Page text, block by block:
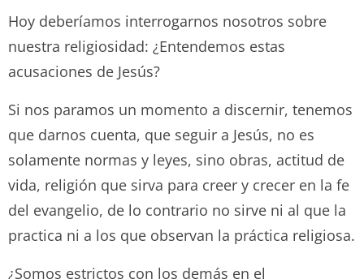
Hoy deberíamos interrogarnos nosotros sobre
nuestra religiosidad: ¿Entendemos estas
acusaciones de Jesús?
Si nos paramos un momento a discernir, tenemos
que darnos cuenta, que seguir a Jesús, no es
solamente normas y leyes, sino obras, actitud de
vida, religión que sirva para creer y crecer en la fe
del evangelio, de lo contrario no sirve ni al que la
practica ni a los que observan la práctica religiosa.
¿Somos estrictos con los demás en el